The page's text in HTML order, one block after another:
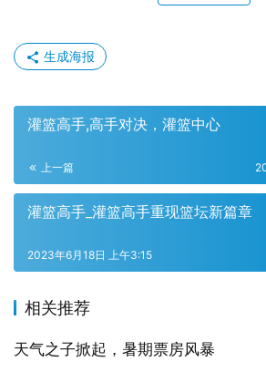
生成海报
灌篮高手,高手对决，灌篮中心
上一篇
灌篮高手_灌篮高手重现篮坛新篇章
2023年6月18日 上午3:15
相关推荐
天气之子掀起，暑期票房风暴